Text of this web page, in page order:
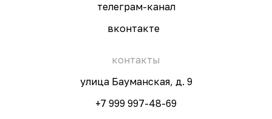
+7 999 997-48-69
телеграм-канал
вконтакте
улица Бауманская, д. 9
контакты